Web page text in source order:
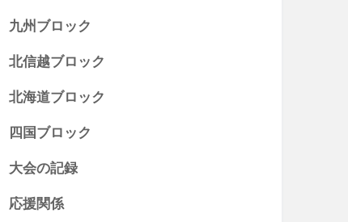
九州ブロック
北信越ブロック
北海道ブロック
四国ブロック
大会の記録
応援関係